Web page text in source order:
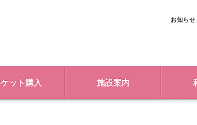
お知らせ
ット購入 施設案内